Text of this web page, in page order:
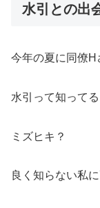
水引との出
今年の夏に同僚H
水引って知って
ミズヒキ？
良く知らない私